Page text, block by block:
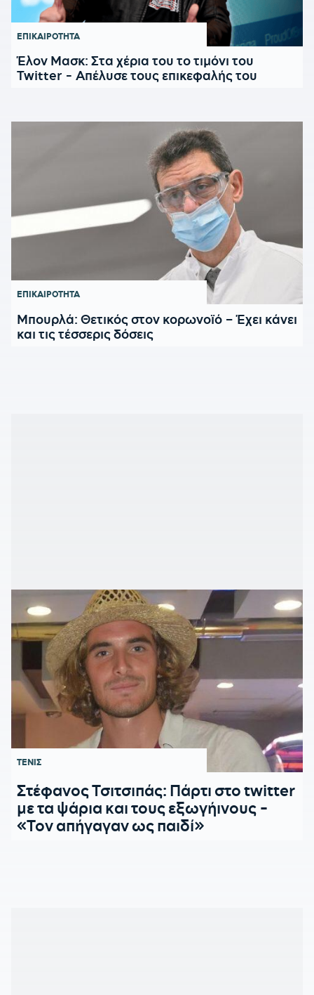
ΕΠΙΚΑΙΡΟΤΗΤΑ
Έλον Μασκ: Στα χέρια του το τιμόνι του
Twitter - Απέλυσε τους επικεφαλής του
ΕΠΙΚΑΙΡΟΤΗΤΑ
Μπουρλά: Θετικός στον κορωνοϊό – Έχει κάνει
και τις τέσσερις δόσεις
ΤΕΝΙΣ
Στέφανος Τσιτσιπάς: Πάρτι στο twitter
με τα ψάρια και τους εξωγήινους -
«Τον απήγαγαν ως παιδί»